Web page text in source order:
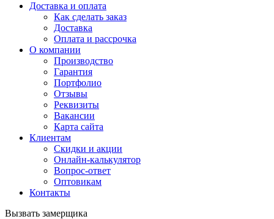
Доставка и оплата
Как сделать заказ
Доставка
Оплата и рассрочка
О компании
Производство
Гарантия
Портфолио
Отзывы
Реквизиты
Вакансии
Карта сайта
Клиентам
Скидки и акции
Онлайн-калькулятор
Вопрос-ответ
Оптовикам
Контакты
Вызвать замерщика